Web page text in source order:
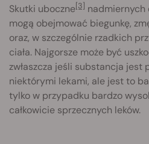
Skutki uboczne[3] nadmiernych
mogą obejmować biegunkę,
oraz, w szczególnie rzadkich
ciała. Najgorsze może być
zwłaszcza jeśli substancja jest
niektórymi lekami, ale jest to
tylko w przypadku bardzo
całkowicie sprzecznych leków.